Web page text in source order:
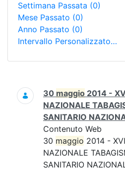
Settimana Passata (0)
Mese Passato (0)
Anno Passato (0)
Intervallo Personalizzato…
Ricerca
30 maggio 2014 -
NAZIONALE
SANITARIO
Contenuto Web
30 maggio 2014 -
NAZIONALE
SANITARIO